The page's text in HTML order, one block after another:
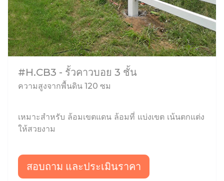
#H.CB3 - รั้วคาวบอย 3 ชั้น
ความสูงจากพื้นดิน 120 ซม
เหมาะสำหรับ ล้อมเขตแดน ล้อมที่ แบ่งเขต เน้นตกแต่ง
ให้สวยงาม
สอบถาม และประเมินราคา